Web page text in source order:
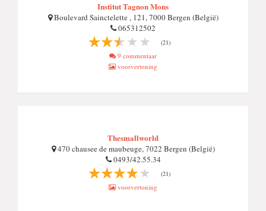
Institut Tagnon Mons
Boulevard Sainctelette , 121, 7000 Bergen (België)
065312502
(21)
9 commentaar
voorvertoning
Thesmallworld
470 chausee de maubeuge, 7022 Bergen (België)
0493/42.55.34
(21)
voorvertoning